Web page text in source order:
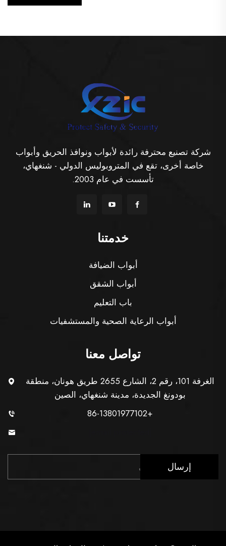
شركة تصنيع محترفة رائدة لأبواب ونوافذ الحريق وأبواب
خاصة أخرى، تقع في المتروبوليس الدولي - شنغهاي،
تأسست في عام 2003.
خدمتنا
أبواب الضيافة
أبواب الشقق
باب التعليم
أبواب الرعاية الصحية والمستشفيات
تواصل معنا
الغرفة 101، رقم 2، الشارع 2655 طريق هونان، منطقة
بودونغ الجديدة، مدينة شنغهاي، الصين
+86-13801977102
إرسال